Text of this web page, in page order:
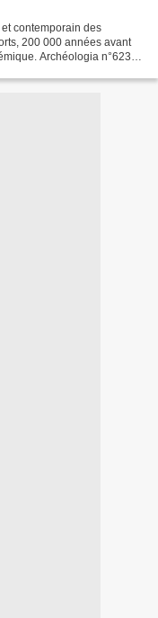
contemporain des
200 000 années avant
Archéologia n°623 -